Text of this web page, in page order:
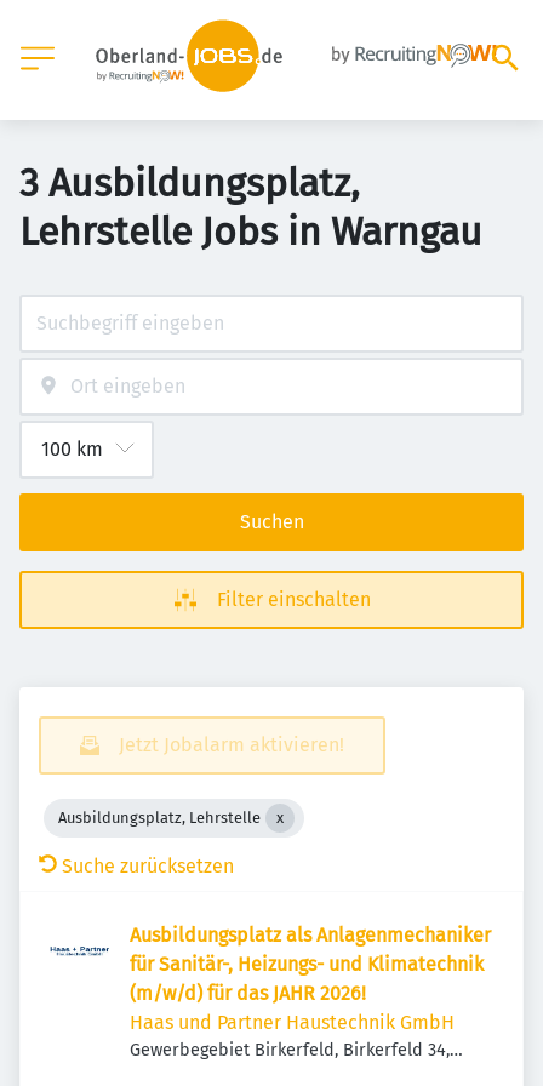
3 Ausbildungsplatz,
Lehrstelle Jobs in Warngau
Suchen
Filter einschalten
Jetzt Jobalarm aktivieren!
Ausbildungsplatz, Lehrstelle
Suche zurücksetzen
Ausbildungsplatz als Anlagenmechaniker
für Sanitär-, Heizungs- und Klimatechnik
(m/w/d) für das JAHR 2026!
Haas und Partner Haustechnik GmbH
Gewerbegebiet Birkerfeld, Birkerfeld 34,